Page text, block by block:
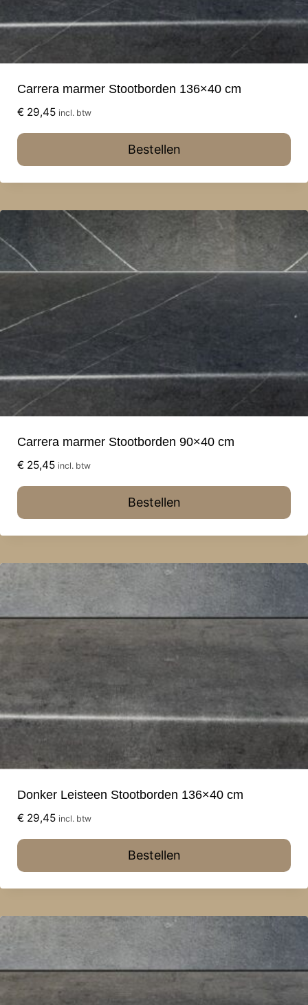
Carrera marmer Stootborden 136×40 cm
€ 29,45 incl. btw
Bestellen
Carrera marmer Stootborden 90×40 cm
€ 25,45 incl. btw
Bestellen
Donker Leisteen Stootborden 136×40 cm
€ 29,45 incl. btw
Bestellen